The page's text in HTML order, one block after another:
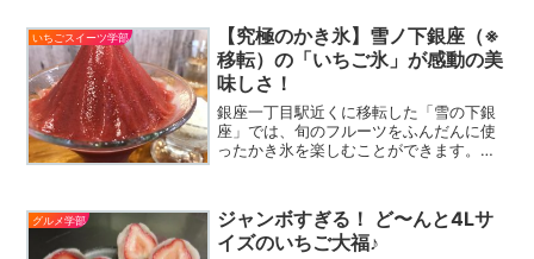
いちごスイーツ学部
【究極のかき氷】雪ノ下銀座（※
移転）の「いちご氷」が感動の美
味しさ！
銀座一丁目駅近くに移転した「雪の下銀
座」では、旬のフルーツをふんだんに使
ったかき氷を楽しむことができます。し
ーツ100％！生産方法や産地にもこだわっ
た、究極の一品です。
グルメ学部
ジャンボすぎる！ ど〜んと4Lサ
イズのいちご大福♪